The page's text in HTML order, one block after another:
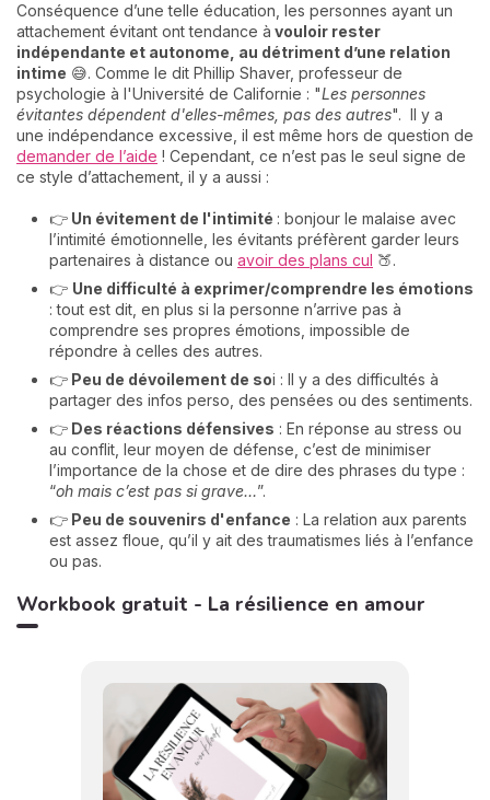
Conséquence d’une telle éducation, les personnes ayant un
attachement évitant ont tendance à vouloir rester
indépendante et autonome, au détriment d’une relation
intime 😅. Comme le dit Phillip Shaver, professeur de
psychologie à l'Université de Californie : "Les personnes
évitantes dépendent d'elles-mêmes, pas des autres". Il y a
une indépendance excessive, il est même hors de question de
demander de l’aide ! Cependant, ce n’est pas le seul signe de
ce style d’attachement, il y a aussi :
👉 Un évitement de l'intimité : bonjour le malaise avec
l’intimité émotionnelle, les évitants préfèrent garder leurs
partenaires à distance ou avoir des plans cul 🍑.
👉 Une difficulté à exprimer/comprendre les émotions
: tout est dit, en plus si la personne n’arrive pas à
comprendre ses propres émotions, impossible de
répondre à celles des autres.
👉 Peu de dévoilement de soi : Il y a des difficultés à
partager des infos perso, des pensées ou des sentiments.
👉 Des réactions défensives : En réponse au stress ou
au conflit, leur moyen de défense, c’est de minimiser
l’importance de la chose et de dire des phrases du type :
“oh mais c’est pas si grave…”.
👉 Peu de souvenirs d'enfance : La relation aux parents
est assez floue, qu’il y ait des traumatismes liés à l’enfance
ou pas.
Workbook gratuit - La résilience en amour